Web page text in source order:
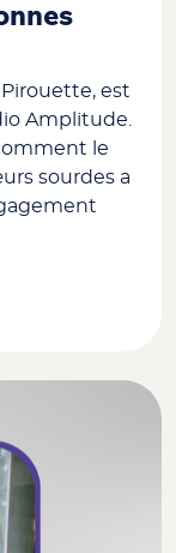
est
Amplitude.
le
sourdes a